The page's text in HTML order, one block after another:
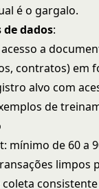
é o gargalo.
dados:
a
contratos) em
alvo com
de
mínimo de 60 a
limpos